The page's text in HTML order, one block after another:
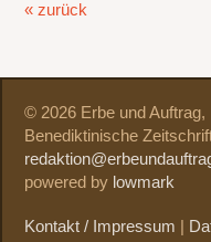
« zurück
© 2026 Erbe und Auftrag,
Benediktinische
powered by lowmark
Kontakt / Impressum